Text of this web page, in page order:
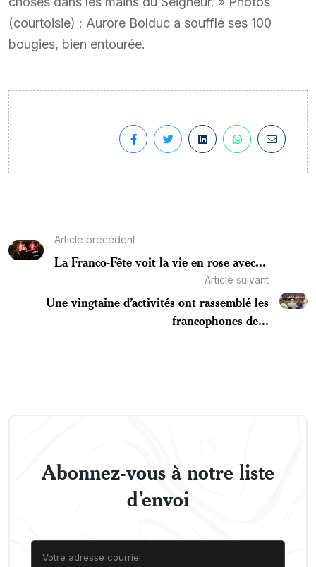
(courtoisie) : Aurore Bolduc a soufflé ses 100
bougies, bien entourée.
Article précédent
La Franco-Fête voit la vie en rose avec...
Article suivant
Une vingtaine d’activités ont rassemblé les
francophones de...
Abonnez-vous à notre liste
d’envoi